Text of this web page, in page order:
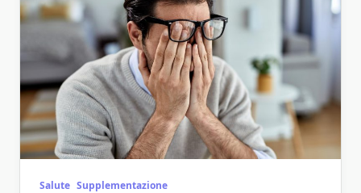
Salute Supplementazione